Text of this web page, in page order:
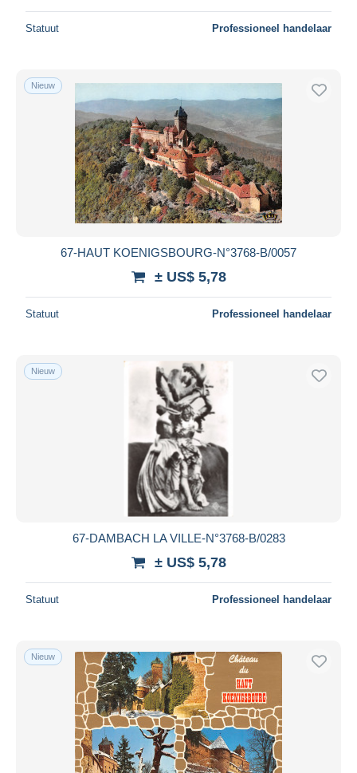
Statuut Professioneel handelaar
Nieuw
67-HAUT KOENIGSBOURG-N°3768-B/0057
± US$ 5,78
Statuut Professioneel handelaar
Nieuw
67-DAMBACH LA VILLE-N°3768-B/0283
± US$ 5,78
Statuut Professioneel handelaar
Nieuw